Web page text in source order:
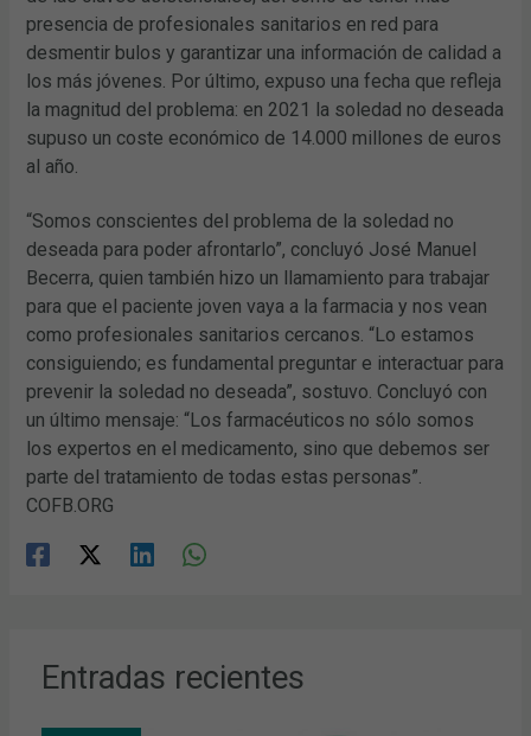
presencia de profesionales sanitarios en red para
desmentir bulos y garantizar una información de calidad a
los más jóvenes. Por último, expuso una fecha que refleja
la magnitud del problema: en 2021 la soledad no deseada
supuso un coste económico de 14.000 millones de euros
al año.
“Somos conscientes del problema de la soledad no
deseada para poder afrontarlo”, concluyó José Manuel
Becerra, quien también hizo un llamamiento para trabajar
para que el paciente joven vaya a la farmacia y nos vean
como profesionales sanitarios cercanos. “Lo estamos
consiguiendo; es fundamental preguntar e interactuar para
prevenir la soledad no deseada”, sostuvo. Concluyó con
un último mensaje: “Los farmacéuticos no sólo somos
los expertos en el medicamento, sino que debemos ser
parte del tratamiento de todas estas personas”.
COFB.ORG
Entradas recientes